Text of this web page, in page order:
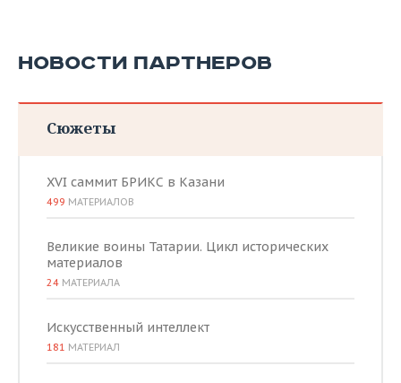
НОВОСТИ ПАРТНЕРОВ
Сюжеты
XVI саммит БРИКС в Казани
499 МАТЕРИАЛОВ
Великие воины Татарии. Цикл исторических
материалов
24 МАТЕРИАЛА
Искусственный интеллект
181 МАТЕРИАЛ